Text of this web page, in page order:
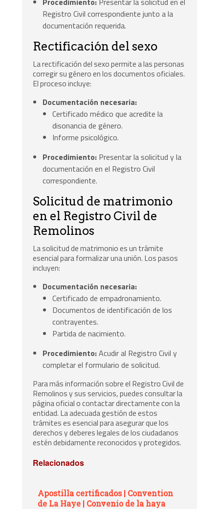
Registro Civil correspondiente junto a la
documentación requerida.
Rectificación del sexo
La rectificación del sexo permite a las personas
corregir su género en los documentos oficiales.
El proceso incluye:
Documentación necesaria:
Certificado médico que acredite la
disonancia de género.
Informe psicológico.
Procedimiento: Presentar la solicitud y la
documentación en el Registro Civil
correspondiente.
Solicitud de matrimonio
en el Registro Civil de
Remolinos
La solicitud de matrimonio es un trámite
esencial para formalizar una unión. Los pasos
incluyen:
Documentación necesaria:
Certificado de empadronamiento.
Documentos de identificación de los
contrayentes.
Partida de nacimiento.
Procedimiento:Acudir al Registro Civil y
completar el formulario de solicitud.
Para más información sobre el Registro Civil de
Remolinos y sus servicios, puedes consultar la
página oficial o contactar directamente con la
entidad. La adecuada gestión de estos
trámites es esencial para asegurar que los
derechos y deberes legales de los ciudadanos
estén debidamente reconocidos y protegidos.
Relacionados
Apostilla certificados | Convention
de La Haye | Convenio de la haya